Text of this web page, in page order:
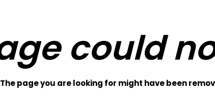
could
page you are looking for might have been